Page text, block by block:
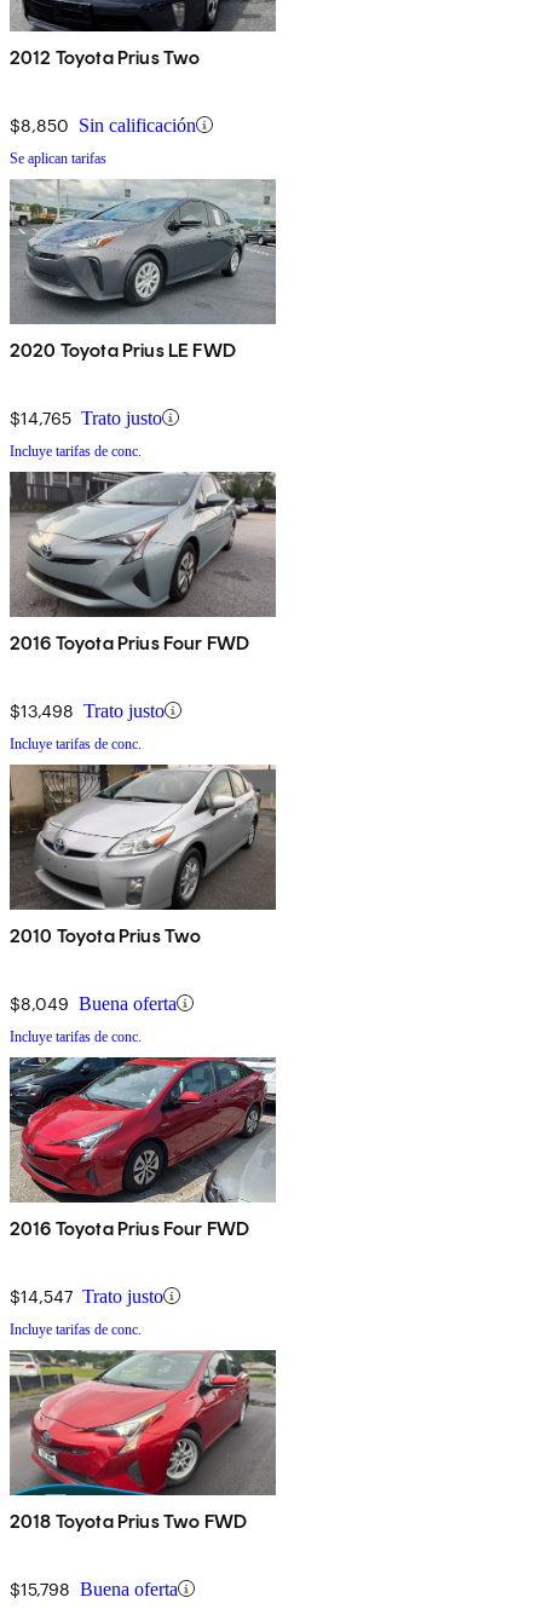
2012 Toyota Prius Two
$8,850 Sin calificación
Se aplican tarifas
2020 Toyota Prius LE FWD
$14,765 Trato justo
Incluye tarifas de conc.
2016 Toyota Prius Four FWD
$13,498 Trato justo
Incluye tarifas de conc.
2010 Toyota Prius Two
$8,049 Buena oferta
Incluye tarifas de conc.
2016 Toyota Prius Four FWD
$14,547 Trato justo
Incluye tarifas de conc.
2018 Toyota Prius Two FWD
$15,798 Buena oferta